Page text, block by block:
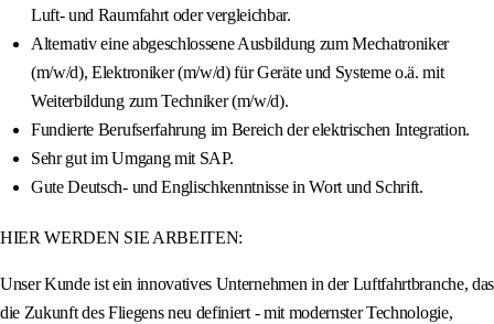
Luft- und Raumfahrt oder vergleichbar.
Alternativ eine abgeschlossene Ausbildung zum Mechatroniker
(m/w/d), Elektroniker (m/w/d) für Geräte und Systeme o.ä. mit
Weiterbildung zum Techniker (m/w/d).
Fundierte Berufserfahrung im Bereich der elektrischen Integration.
Sehr gut im Umgang mit SAP.
Gute Deutsch- und Englischkenntnisse in Wort und Schrift.
HIER WERDEN SIE ARBEITEN:
Unser Kunde ist ein innovatives Unternehmen in der Luftfahrtbranche, das
die Zukunft des Fliegens neu definiert - mit modernster Technologie,